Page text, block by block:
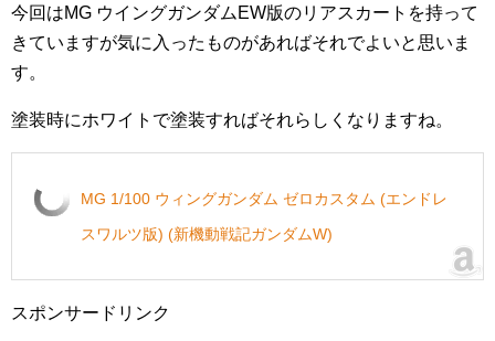
今回はMG ウイングガンダムEW版のリアスカートを持って
きていますが気に入ったものがあればそれでよいと思いま
す。
塗装時にホワイトで塗装すればそれらしくなりますね。
MG 1/100 ウィングガンダム ゼロカスタム (エンドレ
スワルツ版) (新機動戦記ガンダムW)
スポンサードリンク